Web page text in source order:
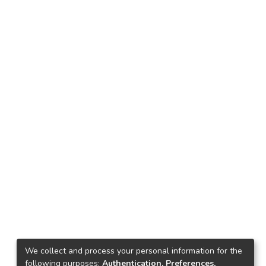
We collect and process your personal information for the
following purposes: Authentication, Preferences,